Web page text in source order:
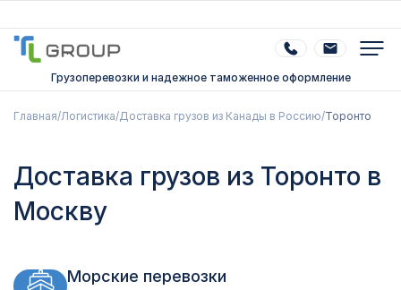
Грузоперевозки и надежное таможенное оформление
Главная/Логистика/Доставка грузов из Канады в Россию/Торонто
Доставка грузов из Торонто в
Москву
Морские перевозки